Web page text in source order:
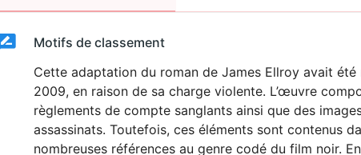
ClassementClassement
VIOLENCE
Motifs de classement
Cette adaptation du roman de James Ellroy avait
2009, en raison de sa charge violente. L’œuvre
règlements de compte sanglants ainsi que des
assassinats. Toutefois, ces éléments sont contenus
nombreuses références au genre codé du film noir.